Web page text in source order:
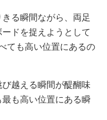
る瞬間ながら、両足
ドを捉えようとして
ても高い位置にあるの
越える瞬間が醍醐味
も高い位置にある瞬